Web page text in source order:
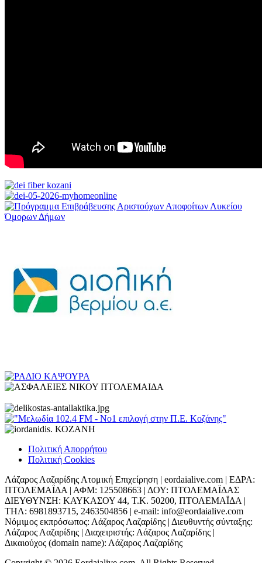
Πολιτική Απορρήτου
Πολιτική Cookies
Λάζαρος Λαζαρίδης Ατομική Επιχείρηση | eordaialive.com | ΕΔΡΑ:
ΠΤΟΛΕΜΑΪΔΑ | ΑΦΜ: 125508663 | ΔΟΥ: ΠΤΟΛΕΜΑΪΔΑΣ
ΔΙΕΥΘΥΝΣΗ: ΚΑΥΚΑΣΟΥ 44, Τ.Κ. 50200, ΠΤΟΛΕΜΑΪΔΑ |
ΤΗΛ: 6981893715, 2463504856 | e-mail: info@eordaialive.com
Νόμιμος εκπρόσωπος: Λάζαρος Λαζαρίδης | Διευθυντής σύνταξης:
Λάζαρος Λαζαρίδης | Διαχειριστής: Λάζαρος Λαζαρίδης |
Δικαιούχος (domain name): Λάζαρος Λαζαρίδης